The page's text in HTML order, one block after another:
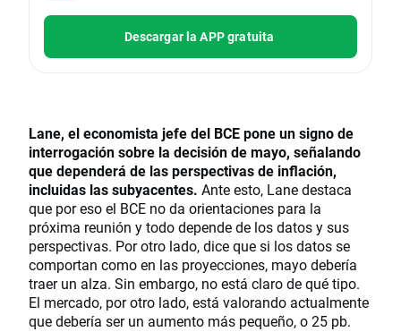
Descargar la APP gratuita
Lane, el economista jefe del BCE pone un signo de
interrogación sobre la decisión de mayo, señalando
que dependerá de las perspectivas de inflación,
incluidas las subyacentes. Ante esto, Lane destaca
que por eso el BCE no da orientaciones para la
próxima reunión y todo depende de los datos y sus
perspectivas. Por otro lado, dice que si los datos se
comportan como en las proyecciones, mayo debería
traer un alza. Sin embargo, no está claro de qué tipo.
El mercado, por otro lado, está valorando actualmente
que debería ser un aumento más pequeño, o 25 pb.